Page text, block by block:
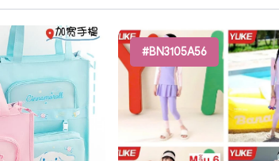
#BN3105A56